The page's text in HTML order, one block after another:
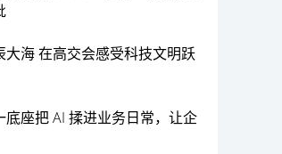
大海 在高交会感受科技文明跃
底座把 AI 揉进业务日常，让企